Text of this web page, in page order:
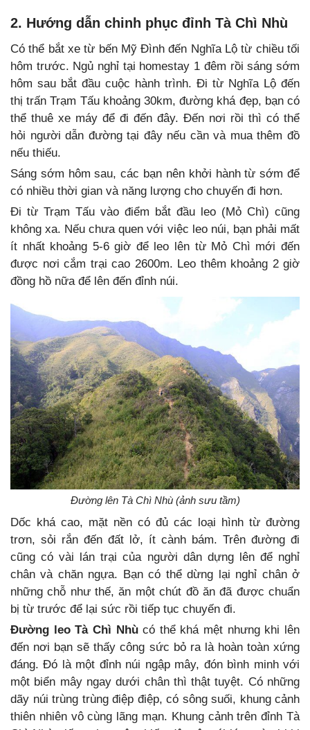
2. Hướng dẫn chinh phục đỉnh Tà Chì Nhù
Có thể bắt xe từ bến Mỹ Đình đến Nghĩa Lộ từ chiều tối
hôm trước. Ngủ nghỉ tại homestay 1 đêm rồi sáng sớm
hôm sau bắt đầu cuộc hành trình. Đi từ Nghĩa Lộ đến
thị trấn Trạm Tấu khoảng 30km, đường khá đẹp, bạn có
thể thuê xe máy để đi đến đây. Đến nơi rồi thì có thể
hỏi người dẫn đường tại đây nếu cần và mua thêm đồ
nếu thiếu.
Sáng sớm hôm sau, các bạn nên khởi hành từ sớm để
có nhiều thời gian và năng lượng cho chuyến đi hơn.
Đi từ Trạm Tấu vào điểm bắt đầu leo (Mỏ Chì) cũng
không xa. Nếu chưa quen với việc leo núi, bạn phải mất
ít nhất khoảng 5-6 giờ để leo lên từ Mỏ Chì mới đến
được nơi cắm trại cao 2600m. Leo thêm khoảng 2 giờ
đồng hồ nữa để lên đến đỉnh núi.
Đường lên Tà Chì Nhù (ảnh sưu tầm)
Dốc khá cao, mặt nền có đủ các loại hình từ đường
trơn, sỏi rắn đến đất lở, ít cành bám. Trên đường đi
cũng có vài lán trại của người dân dựng lên để nghỉ
chân và chăn ngựa. Bạn có thể dừng lại nghỉ chân ở
những chỗ như thế, ăn một chút đồ ăn đã được chuẩn
bị từ trước để lại sức rồi tiếp tục chuyến đi.
Đường leo Tà Chì Nhùcó thể khá mệt nhưng khi lên
đến nơi bạn sẽ thấy công sức bỏ ra là hoàn toàn xứng
đáng. Đó là một đỉnh núi ngập mây, đón bình minh với
một biển mây ngay dưới chân thì thật tuyệt. Có những
dãy núi trùng trùng điệp điệp, có sông suối, khung cảnh
thiên nhiên vô cùng lãng mạn. Khung cảnh trên đỉnh Tà